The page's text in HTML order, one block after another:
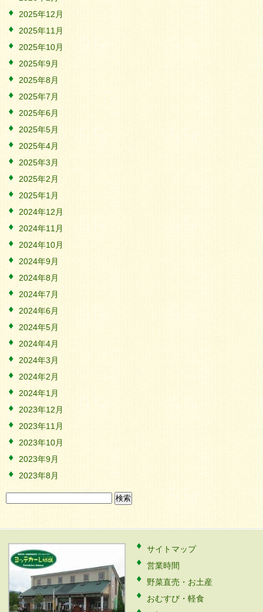
2025年12月
2025年11月
2025年10月
2025年9月
2025年8月
2025年7月
2025年6月
2025年5月
2025年4月
2025年3月
2025年2月
2025年1月
2024年12月
2024年11月
2024年10月
2024年9月
2024年8月
2024年7月
2024年6月
2024年5月
2024年4月
2024年3月
2024年2月
2024年1月
2023年12月
2023年11月
2023年10月
2023年9月
2023年8月
索:
サイトマップ
営業時間
野菜直売・お土産
おむすび・軽食